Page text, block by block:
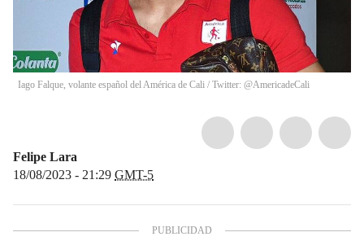
Iago Falque, volante español del América de Cali / Twitter: @AmericadeCali
Felipe Lara
18/08/2023 - 21:29 GMT-5